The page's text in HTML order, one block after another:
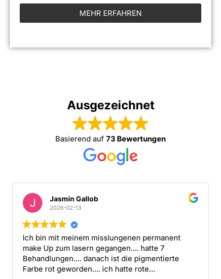
MEHR ERFAHREN
Ausgezeichnet
Basierend auf 73 Bewertungen
Isabella Scheriau
2026-02-06
Ich bin mehr als zufrieden! Das Ergebnis vom
Lippen-Permanent-Make-up ist super schön und
genau so, wie ich es mir vorgestellt habe. Sehr
professionelles Studio, tolle Beratung und eine